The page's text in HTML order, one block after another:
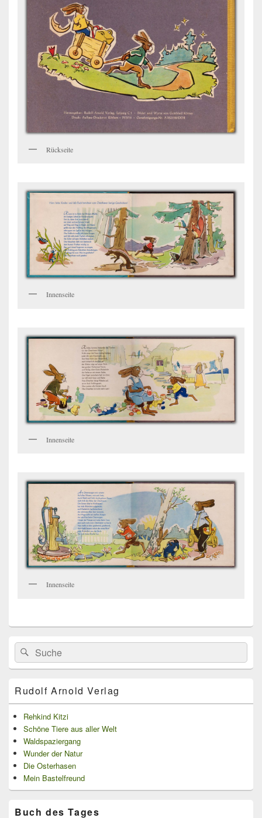
Rückseite
Innenseite
Innenseite
Innenseite
Primärer
Seitenleisten
Widget-
Bereich
Search
for:
Suche
Rudolf Arnold Verlag
Rehkind Kitzi
Schöne Tiere aus aller Welt
Waldspaziergang
Wunder der Natur
Die Osterhasen
Mein Bastelfreund
Buch des Tages